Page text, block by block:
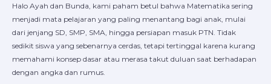
Halo Ayah dan Bunda, kami paham betul bahwa Matematika sering
menjadi mata pelajaran yang paling menantang bagi anak, mulai
dari jenjang SD, SMP, SMA, hingga persiapan masuk PTN. Tidak
sedikit siswa yang sebenarnya cerdas, tetapi tertinggal karena kurang
memahami konsep dasar atau merasa takut duluan saat berhadapan
dengan angka dan rumus.